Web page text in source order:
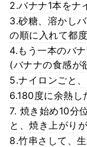
2.バナナ1本をナ
3.砂糖、溶かし
の順に入れて都度
4.もう一本のバ
(バナナの食感が
5.ナイロンごと
6.180度に余熱し
7. 焼き始め10分
と、焼き上がり
8.竹串さして、